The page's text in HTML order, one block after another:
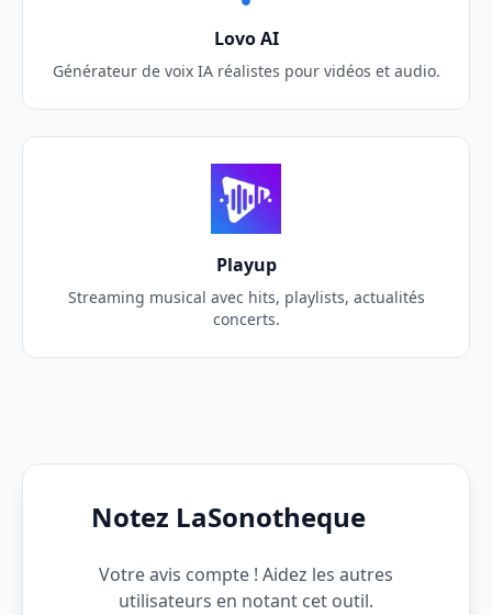
Lovo AI
Générateur de voix IA réalistes pour vidéos et audio.
Playup
Streaming musical avec hits, playlists, actualités
concerts.
Notez LaSonotheque
Votre avis compte ! Aidez les autres
utilisateurs en notant cet outil.